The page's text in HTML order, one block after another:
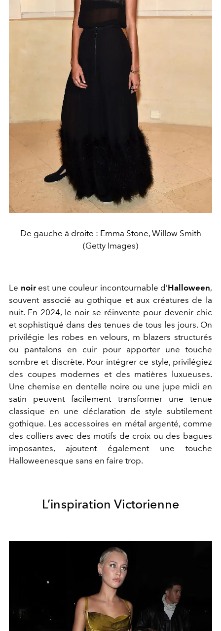
De gauche à droite : Emma Stone, Willow Smith
(Getty Images)
Le noirest une couleur incontournable d’Halloween,
souvent associé au gothique et aux créatures de la
nuit. En 2024, le noir se réinvente pour devenir chic
et sophistiqué dans des tenues de tous les jours. On
privilégie les robes en velours, m blazers structurés
ou pantalons en cuir pour apporter une touche
sombre et discrète. Pour intégrer ce style, privilégiez
des coupes modernes et des matières luxueuses.
Une chemise en dentelle noire ou une jupe midi en
satin peuvent facilement transformer une tenue
classique en une déclaration de style subtilement
gothique. Les accessoires en métal argenté, comme
des colliers avec des motifs de croix ou des bagues
imposantes, ajoutent également une touche
Halloweenesque sans en faire trop.
L’inspiration Victorienne